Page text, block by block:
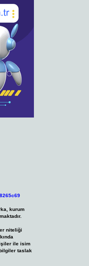
kurum
niteliği
ile isim
taslak